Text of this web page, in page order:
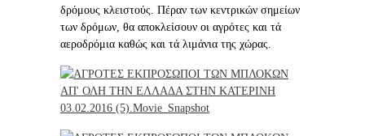
δρόμους κλειστούς. Πέραν των κεντρικών σημείων
των δρόμων, θα αποκλείσουν οι αγρότες και τά
αεροδρόμια καθώς και τά λιμάνια της χώρας.